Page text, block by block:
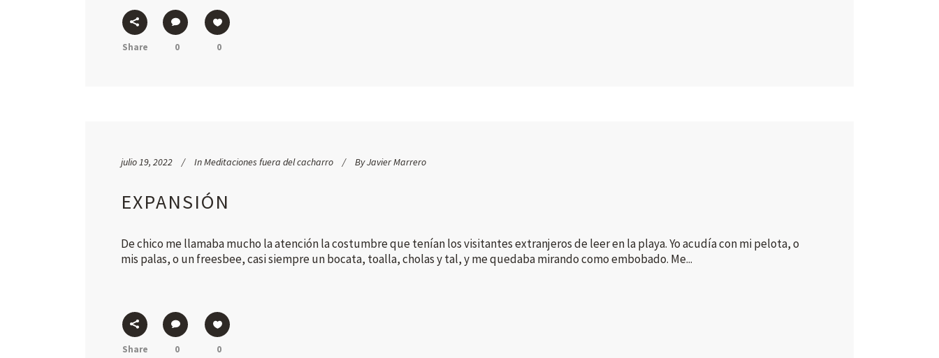
Share 0 0
julio 19, 2022 InMeditaciones fuera del cacharro ByJavier Marrero
EXPANSIÓN
De chico me llamaba mucho la atención la costumbre que tenían los visitantes extranjeros de leer en la playa. Yo acudía con mi pelota, o
mis palas, o un freesbee, casi siempre un bocata, toalla, cholas y tal, y me quedaba mirando como embobado. Me...
Share 0 0